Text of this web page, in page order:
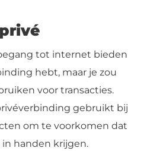
tot internet bieden
hebt, maar je zou
voor transacties.
gebruikt bij
om te voorkomen dat
handen krijgen.